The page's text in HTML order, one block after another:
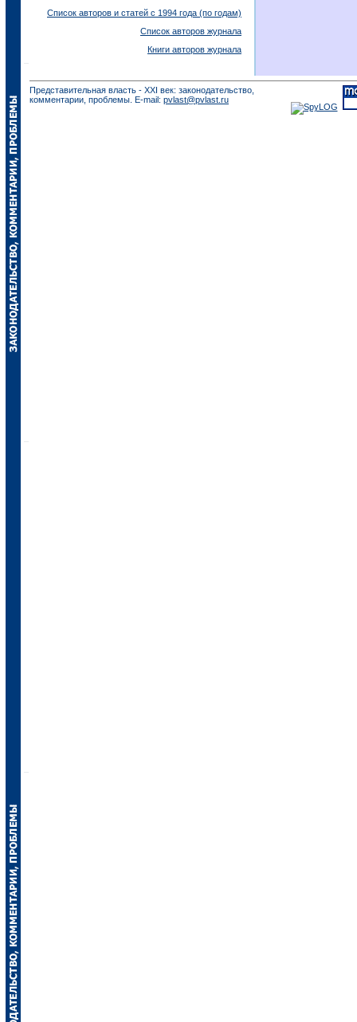
Список авторов и статей с 1994 года (по годам)
Список авторов журнала
Книги авторов журнала
Представительная власть - XXI век: законодательство,
комментарии, проблемы. E-mail: pvlast@pvlast.ru